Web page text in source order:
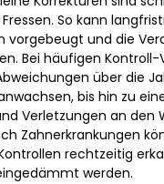
So kann
vorgebeugt und die
Bei häufigen Kontroll-
über die
bis hin zu
Verletzungen an den
Zahnerkrankungen
rechtzeitig
werden.